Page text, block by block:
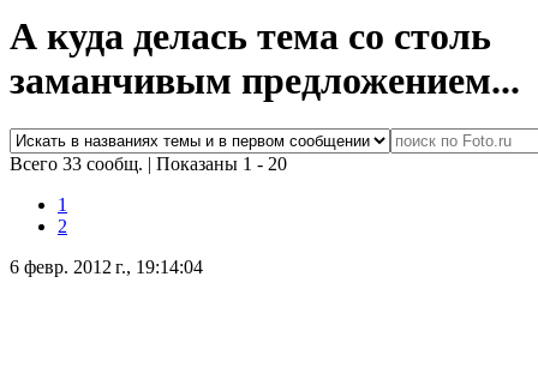
А куда делась тема со столь
заманчивым предложением...
Всего 33 сообщ. | Показаны 1 - 20
1
2
6 февр. 2012 г., 19:14:04